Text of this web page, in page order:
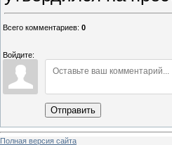
Всего комментариев: 0
Войдите:
Отправить
Полная версия сайта